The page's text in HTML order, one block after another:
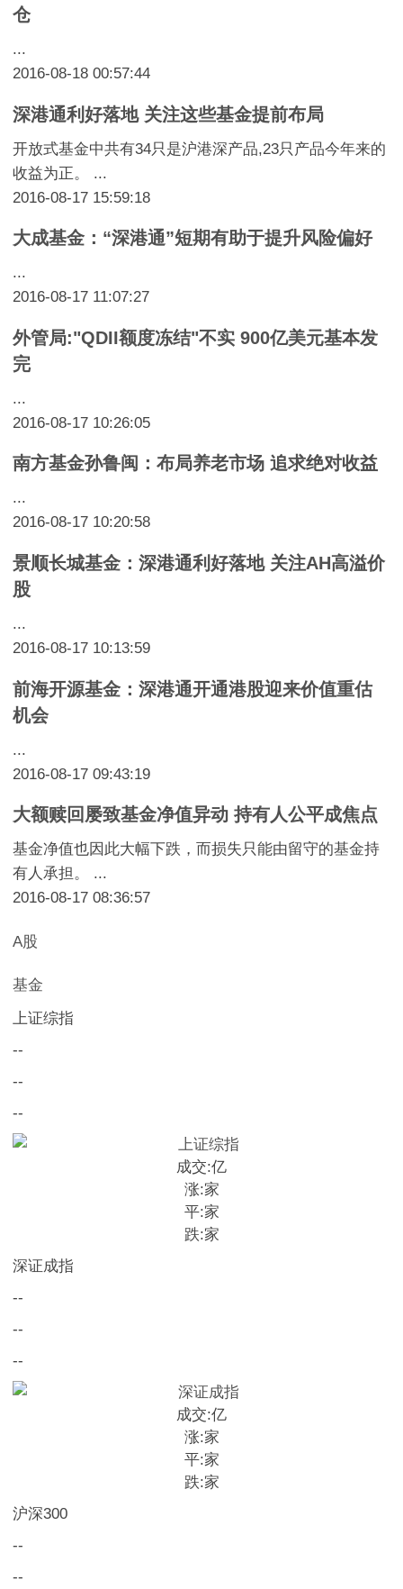
仓
...
2016-08-18 00:57:44
深港通利好落地 关注这些基金提前布局
开放式基金中共有34只是沪港深产品,23只产品今年来的
收益为正。 ...
2016-08-17 15:59:18
大成基金：“深港通”短期有助于提升风险偏好
...
2016-08-17 11:07:27
外管局:"QDII额度冻结"不实 900亿美元基本发
完
...
2016-08-17 10:26:05
南方基金孙鲁闽：布局养老市场 追求绝对收益
...
2016-08-17 10:20:58
景顺长城基金：深港通利好落地 关注AH高溢价
股
...
2016-08-17 10:13:59
前海开源基金：深港通开通港股迎来价值重估
机会
...
2016-08-17 09:43:19
大额赎回屡致基金净值异动 持有人公平成焦点
基金净值也因此大幅下跌，而损失只能由留守的基金持
有人承担。 ...
2016-08-17 08:36:57
A股
基金
上证综指
--
--
--
成交:亿
涨:家
平:家
跌:家
深证成指
--
--
--
成交:亿
涨:家
平:家
跌:家
沪深300
--
--